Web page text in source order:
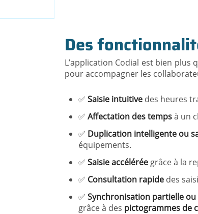
Des
L’application Codial est bien plus
pour accompagner les
✅ Saisie intuitive des heures
✅ Affectation des tempsà un
✅ Duplication intelligente ou
équipements.
✅ Saisie accélérée grâce à la
✅ Consultation rapide des
✅ Synchronisation partielle
grâce à des pictogrammes de